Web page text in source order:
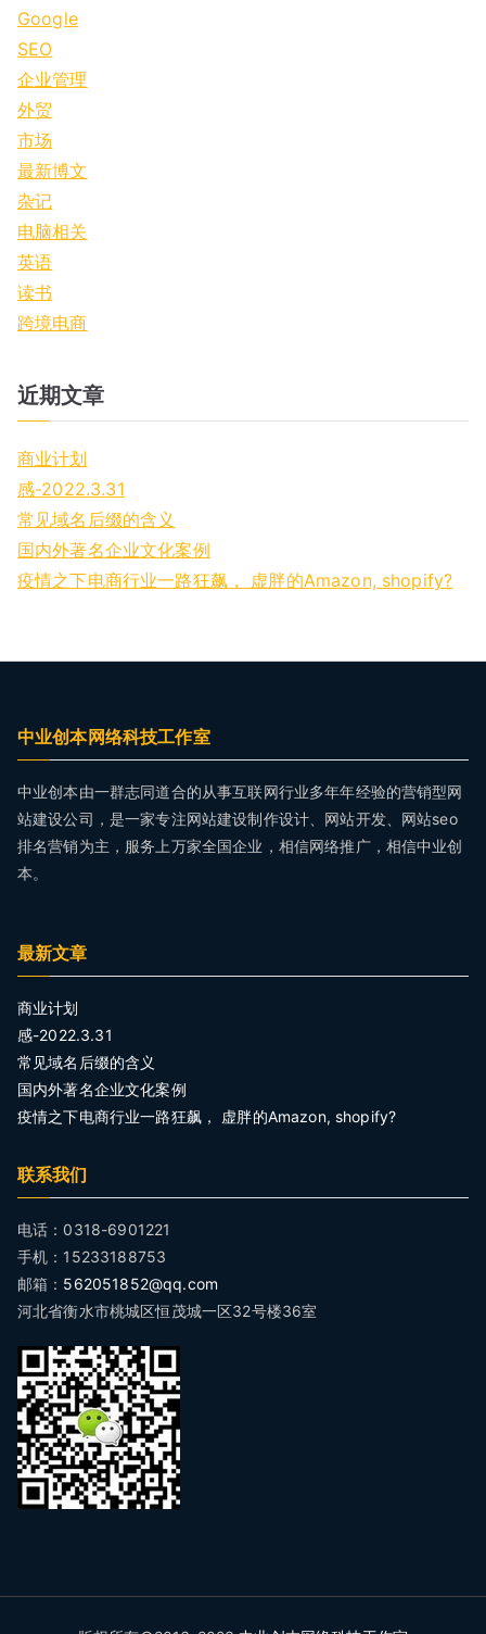
Google
SEO
企业管理
外贸
市场
最新博文
杂记
电脑相关
英语
读书
跨境电商
近期文章
商业计划
感-2022.3.31
常见域名后缀的含义
国内外著名企业文化案例
疫情之下电商行业一路狂飙， 虚胖的Amazon, shopify?
中业创本网络科技工作室
中业创本由一群志同道合的从事互联网行业多年年经验的营销型网
站建设公司，是一家专注网站建设制作设计、网站开发、网站seo
排名营销为主，服务上万家全国企业，相信网络推广，相信中业创
本。
最新文章
商业计划
感-2022.3.31
常见域名后缀的含义
国内外著名企业文化案例
疫情之下电商行业一路狂飙， 虚胖的Amazon, shopify?
联系我们
电话：0318-6901221
手机：15233188753
邮箱： 562051852@qq.com
河北省衡水市桃城区恒茂城一区32号楼36室